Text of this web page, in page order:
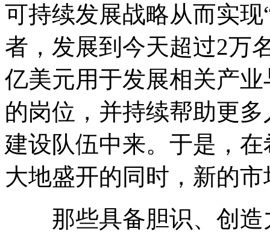
可持续发展战略从而实现
者，发展到今天超过2万
亿美元用于发展相关产
的岗位，并持续帮助更
建设队伍中来。于是，
大地盛开的同时，新的
那些具备胆识、创造